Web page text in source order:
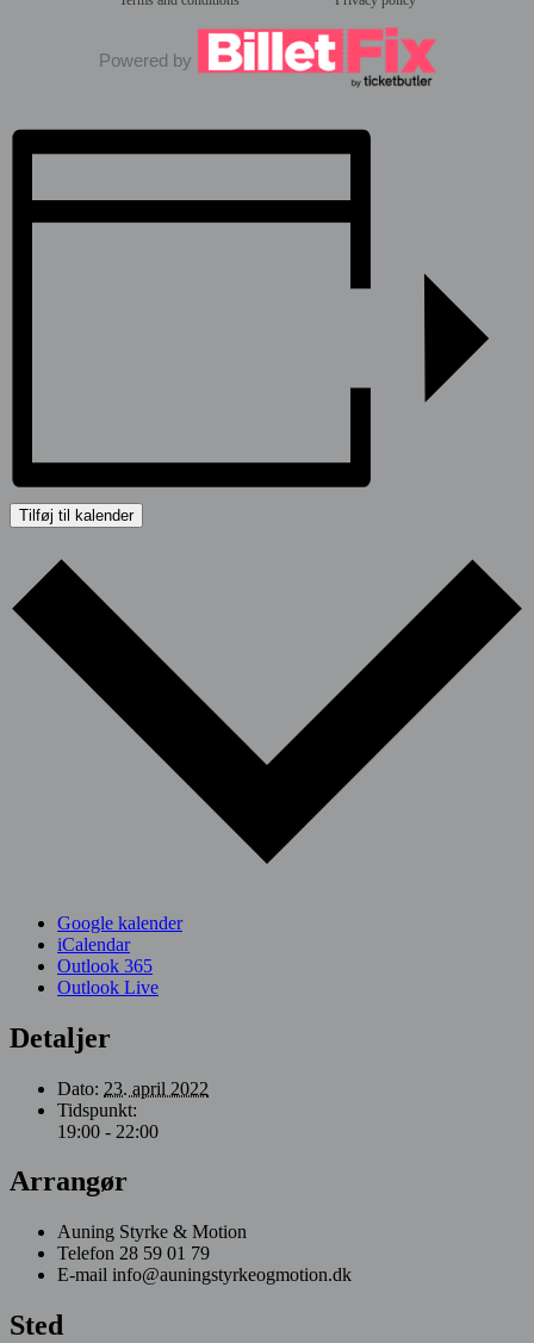
Powered by
Tilføj til kalender
Google kalender
iCalendar
Outlook 365
Outlook Live
Detaljer
Dato: 23. april 2022
Tidspunkt:
19:00 - 22:00
Arrangør
Auning Styrke & Motion
Telefon 28 59 01 79
E-mail info@auningstyrkeogmotion.dk
Sted